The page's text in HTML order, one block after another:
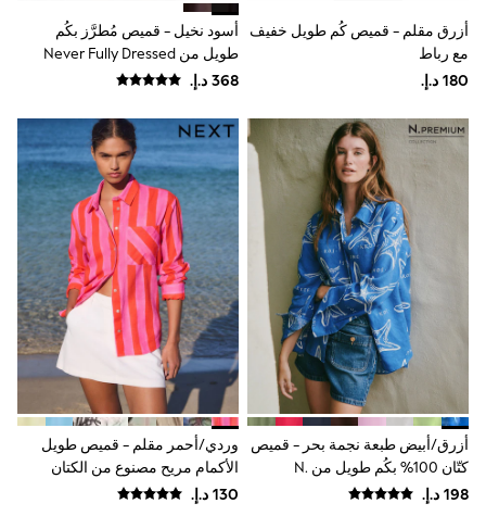
Tops & T-Shirts
Swimwear
Hats & Caps
Vests
Sunglasses
Beach Towels
Bags
Travel Bags
Luggage
Angel & Rocket
B by Ted Baker
Baker by Ted Baker
Boden
Lipsy
Love & Roses
Mint Velvet
Monsoon
River Island
SCHOOWEAR
All Boys Schoolwear
أزرق مقلم - قميص كُم طويل خفيف
مع رباط
أسود نخيل - قميص مُطرَّز بكُم
طويل من Never Fully Dressed
أزرق/أبيض طبعة نجمة بحر - قميص
كتّان 100% بكُم طويل من N.
Premium
وردي/أحمر مقلم - قميص طويل
الأكمام مريح مصنوع من الكتان